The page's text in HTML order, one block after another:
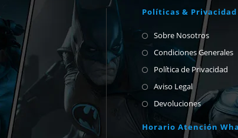
Políticas & Privacidad
Sobre Nosotros
Condiciones Generales
Política de Privacidad
Aviso Legal
Devoluciones
Horario Atención